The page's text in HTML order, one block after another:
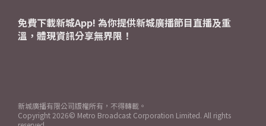
免費下載新城App! 為你提供新城廣播節目直播及重
溫，體現資訊分享無界限！
新城廣播有限公司版權所有，不得轉載。
Copyright 2026© Metro Broadcast Corporation Limited. All rights